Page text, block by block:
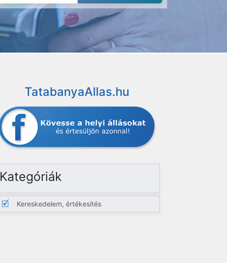
TatabanyaAllas.hu
Kategóriák
Kereskedelem, értékesítés